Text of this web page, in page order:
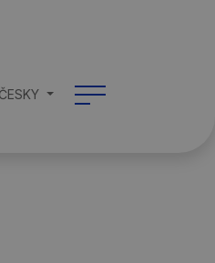
ČESKY